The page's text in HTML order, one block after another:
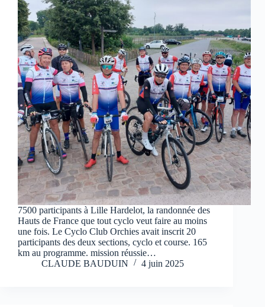
7500 participants à Lille Hardelot, la randonnée des
Hauts de France que tout cyclo veut faire au moins
une fois. Le Cyclo Club Orchies avait inscrit 20
participants des deux sections, cyclo et course. 165
km au programme. mission réussie…
CLAUDE BAUDUIN
4 juin 2025